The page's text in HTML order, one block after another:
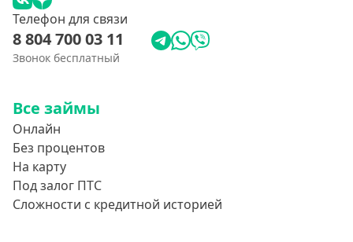
Телефон для связи
8 804 700 03 11
Звонок бесплатный
Все займы
Онлайн
Без процентов
На карту
Под залог ПТС
Сложности с кредитной историей